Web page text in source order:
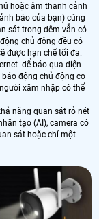
hoặc âm thanh cảnh
báo của bạn) cũng
sát trong đêm vẫn có
chủ động đều có
được hạn chế tối đa.
để báo qua điện
động chủ động co
xâm nhập có thể
năng quan sát rỏ nét
tạo (AI), camera có
sát hoặc chỉ một